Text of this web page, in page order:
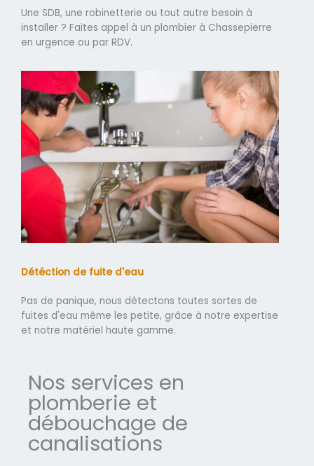
Une SDB, une robinetterie ou tout autre besoin à
installer ? Faites appel à un plombier à Chassepierre
en urgence ou par RDV.
Détéction de fuite d'eau
Pas de panique, nous détectons toutes sortes de
fuites d'eau même les petite, grâce à notre expertise
et notre matériel haute gamme.
Nos services en
plomberie et
débouchage de
canalisations